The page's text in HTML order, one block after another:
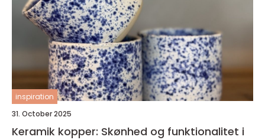
inspiration
31. October 2025
Keramik kopper: Skønhed og funktionalitet i